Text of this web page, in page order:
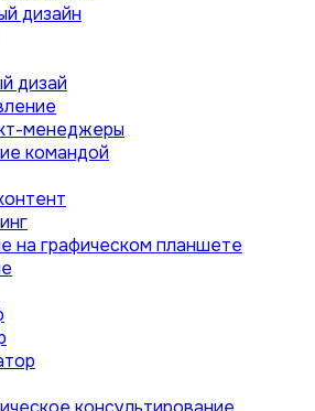
дизайн
дизай
менеджеры
командой
на графическом планшете